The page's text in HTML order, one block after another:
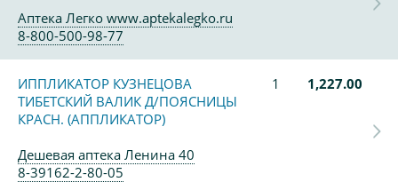
Аптека Легко www.aptekalegko.ru
8-800-500-98-77
ИППЛИКАТОР КУЗНЕЦОВА
ТИБЕТСКИЙ ВАЛИК Д/ПОЯСНИЦЫ
КРАСН. (АППЛИКАТОР)
1 1,227.00
Дешевая аптека Ленина 40
8-39162-2-80-05